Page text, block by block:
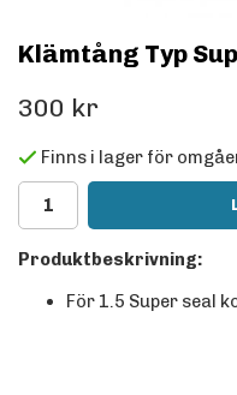
Klämtång Typ
300 kr
Finns i lager för
Produktbeskrivning:
För 1.5 Super seal